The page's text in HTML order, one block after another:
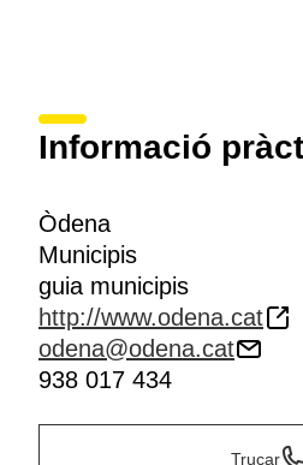
Informació
Òdena
Municipis
guia municipis
http://www.odena.cat
odena@odena.cat
938 017 434
Trucar